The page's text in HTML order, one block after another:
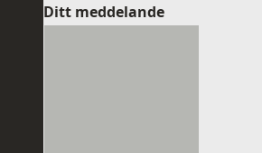
Ditt meddelande